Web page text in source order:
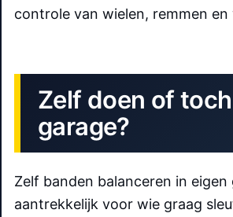
controle van wielen, remmen en
Zelf doen of
garage?
Zelf banden balanceren in
aantrekkelijk voor wie graag